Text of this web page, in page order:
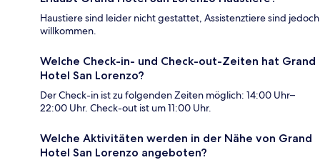
Haustiere sind leider nicht gestattet, Assistenztiere sind jedoch
willkommen.
Welche Check-in- und Check-out-Zeiten hat Grand
Hotel San Lorenzo?
Der Check-in ist zu folgenden Zeiten möglich: 14:00 Uhr–
22:00 Uhr. Check-out ist um 11:00 Uhr.
Welche Aktivitäten werden in der Nähe von Grand
Hotel San Lorenzo angeboten?